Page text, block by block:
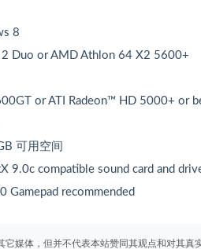
8
Duo or AMD Athlon 64 X2 5600+
or ATI Radeon™ HD 5000+ or
可用空间
9.0c compatible sound card and
Gamepad recommended
它媒体，但并不代表本站赞同其观点和对其